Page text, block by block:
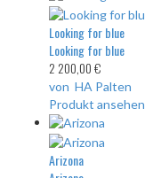
Looking for blue
Looking for blue
2 200,00 €
von HA Palten
Produkt ansehen
Arizona